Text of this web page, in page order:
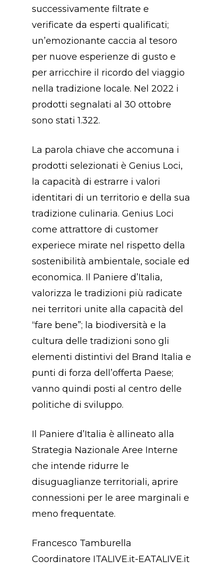
successivamente filtrate e
verificate da esperti qualificati;
un’emozionante caccia al tesoro
per nuove esperienze di gusto e
per arricchire il ricordo del viaggio
nella tradizione locale. Nel 2022 i
prodotti segnalati al 30 ottobre
sono stati 1.322.
La parola chiave che accomuna i
prodotti selezionati è Genius Loci,
la capacità di estrarre i valori
identitari di un territorio e della sua
tradizione culinaria. Genius Loci
come attrattore di customer
experiece mirate nel rispetto della
sostenibilità ambientale, sociale ed
economica. Il Paniere d’Italia,
valorizza le tradizioni più radicate
nei territori unite alla capacità del
“fare bene”; la biodiversità e la
cultura delle tradizioni sono gli
elementi distintivi del Brand Italia e
punti di forza dell’offerta Paese;
vanno quindi posti al centro delle
politiche di sviluppo.
Il Paniere d’Italia è allineato alla
Strategia Nazionale Aree Interne
che intende ridurre le
disuguaglianze territoriali, aprire
connessioni per le aree marginali e
meno frequentate.
Francesco Tamburella
Coordinatore ITALIVE.it-EATALIVE.it
Chi Siamo
Premio
Anno 2023
Prodotti
Birra
Olio
Contatti